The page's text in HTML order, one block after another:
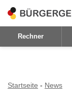
Zum
Inhalt
Rechner
Startseite - News